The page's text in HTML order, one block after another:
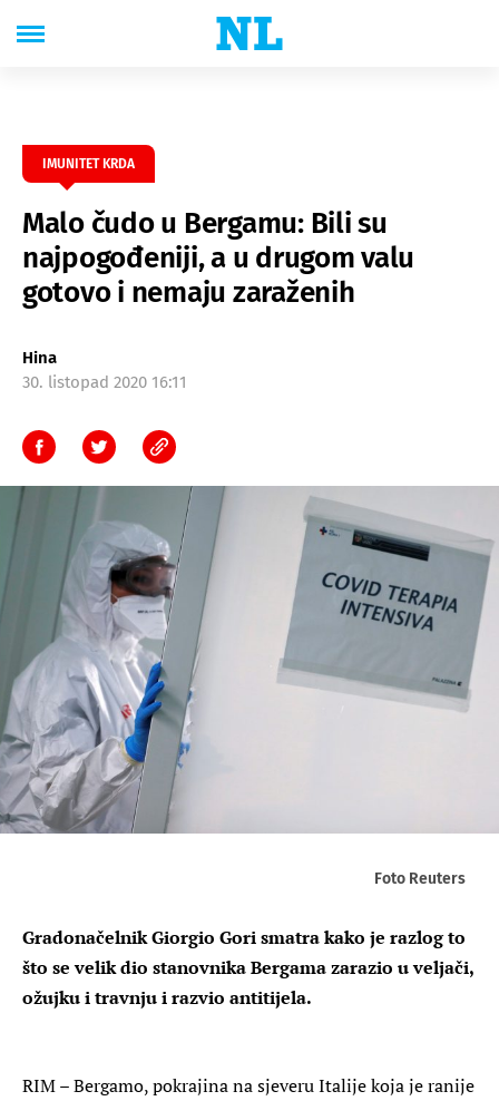
IMUNITET KRDA
Malo čudo u Bergamu: Bili su
najpogođeniji, a u drugom valu
gotovo i nemaju zaraženih
Hina
30. listopad 2020 16:11
Foto Reuters
Gradonačelnik Giorgio Gori smatra kako je razlog to
što se velik dio stanovnika Bergama zarazio u veljači,
ožujku i travnju i razvio antitijela.
RIM – Bergamo, pokrajina na sjeveru Italije koja je ranije